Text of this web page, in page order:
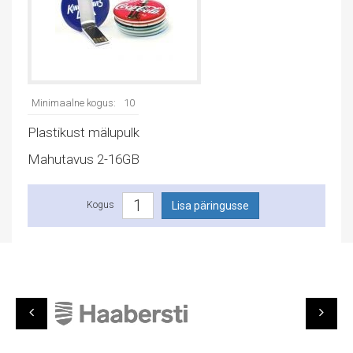
Minimaalne kogus: 10
Plastikust mälupulk
Mahutavus 2-16GB
Kogus